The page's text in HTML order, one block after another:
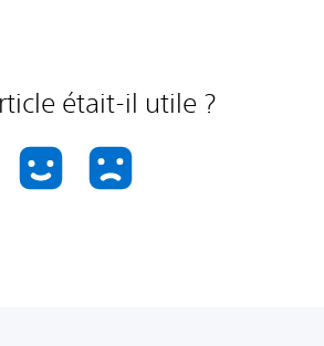
était-il utile ?